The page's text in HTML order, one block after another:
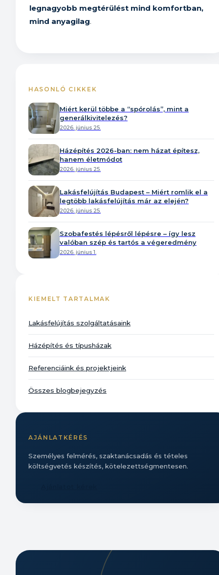
legnagyobb megtérülést mind komfortban,
mind anyagilag.
HASONLÓ CIKKEK
Miért kerül többe a “spórolás”, mint a
generálkivitelezés?
2026. június 25.
Házépítés 2026-ban: nem házat építesz,
hanem életmódot
2026. június 25.
Lakásfelújítás Budapest – Miért romlik el a
legtöbb lakásfelújítás már az elején?
2026. június 25.
Szobafestés lépésről lépésre – így lesz
valóban szép és tartós a végeredmény
2026. június 1.
KIEMELT TARTALMAK
Lakásfelújítás szolgáltatásaink
Házépítés és típusházak
Referenciáink és projektjeink
Összes blogbejegyzés
AJÁNLATKÉRÉS
Személyes felmérés, szaktanácsadás és tételes
költségvetés készítés, kötelezettségmentesen.